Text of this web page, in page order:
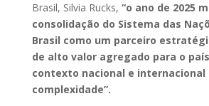
Brasil, Silvia Rucks, “o ano de 2025
consolidação do Sistema das
Brasil como um parceiro
de alto valor agregado para o
contexto nacional e internacional
complexidade”.